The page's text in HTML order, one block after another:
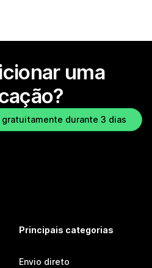
uma
gratuitamente durante 3 dias
Principais categorias
Envio direto